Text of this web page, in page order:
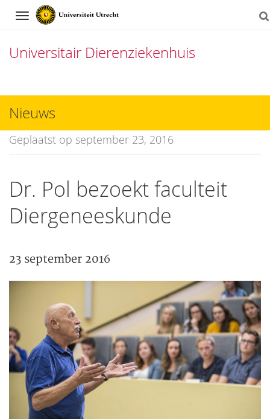
Navigation
Universitair Dierenziekenhuis
naar
inhoud
Nieuws
Geplaatst op september 23, 2016
Dr. Pol bezoekt faculteit
Diergeneeskunde
23 september 2016